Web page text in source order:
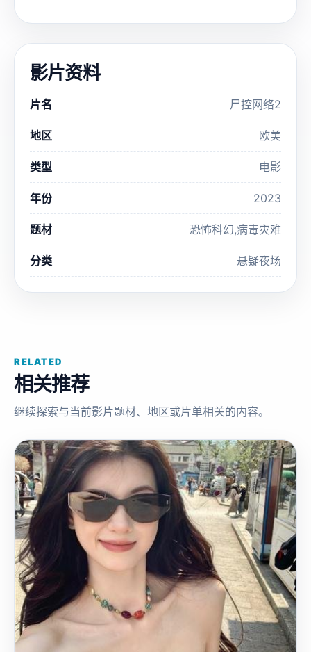
影片资料
片名 尸控网络2
地区 欧美
类型 电影
年份 2023
题材 恐怖科幻,病毒灾难
分类 悬疑夜场
RELATED
相关推荐
继续探索与当前影片题材、地区或片单相关的内容。
2018
国